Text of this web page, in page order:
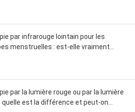
par infrarouge lointain pour les
menstruelles : est-elle vraiment
par la lumière rouge ou par la lumière
quelle est la différence et peut-on